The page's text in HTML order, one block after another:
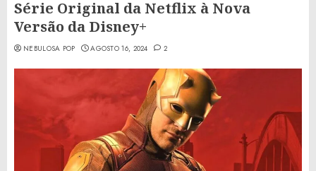
Série Original da Netflix à Nova
Versão da Disney+
NEBULOSA POP AGOSTO 16, 2024 2